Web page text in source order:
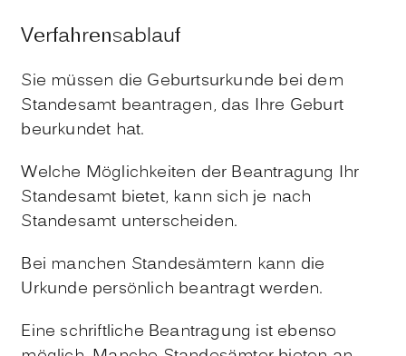
Verfahrensablauf
Sie müssen die Geburtsurkunde bei dem
Standesamt beantragen, das Ihre Geburt
beurkundet hat.
Welche Möglichkeiten der Beantragung Ihr
Standesamt bietet, kann sich je nach
Standesamt unterscheiden.
Bei manchen Standesämtern kann die
Urkunde persönlich beantragt werden.
Eine schriftliche Beantragung ist ebenso